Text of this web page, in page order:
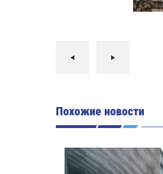
Похожие новости